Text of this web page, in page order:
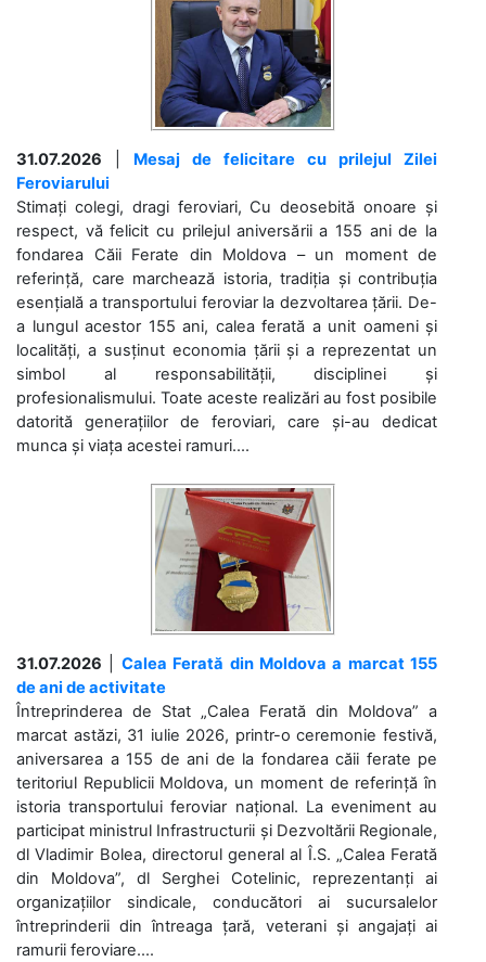
31.07.2026
Mesaj de felicitare cu prilejul Zilei
Feroviarului
Stimați colegi, dragi feroviari, Cu deosebită onoare și
respect, vă felicit cu prilejul aniversării a 155 ani de la
fondarea Căii Ferate din Moldova – un moment de
referință, care marchează istoria, tradiția și contribuția
esențială a transportului feroviar la dezvoltarea țării. De-
a lungul acestor 155 ani, calea ferată a unit oameni și
localități, a susținut economia țării și a reprezentat un
simbol al responsabilității, disciplinei și
profesionalismului. Toate aceste realizări au fost posibile
datorită generațiilor de feroviari, care și-au dedicat
munca și viața acestei ramuri....
31.07.2026
Calea Ferată din Moldova a marcat 155
de ani de activitate
Întreprinderea de Stat „Calea Ferată din Moldova” a
marcat astăzi, 31 iulie 2026, printr-o ceremonie festivă,
aniversarea a 155 de ani de la fondarea căii ferate pe
teritoriul Republicii Moldova, un moment de referință în
istoria transportului feroviar național. La eveniment au
participat ministrul Infrastructurii și Dezvoltării Regionale,
dl Vladimir Bolea, directorul general al Î.S. „Calea Ferată
din Moldova”, dl Serghei Cotelinic, reprezentanți ai
organizațiilor sindicale, conducători ai sucursalelor
întreprinderii din întreaga țară, veterani și angajați ai
ramurii feroviare....